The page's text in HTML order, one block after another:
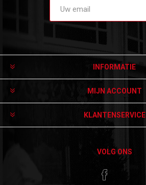
INFORMATIE
MIJN ACCOUNT
KLANTENSERVICE
VOLG ONS